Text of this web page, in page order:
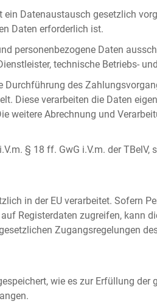
Datenaustausch gesetzlich
Daten erforderlich ist.
personenbezogene Daten
technische Betriebs-
des
Diese verarbeiten die Daten
weitere Abrechnung und
§ 18 ff. GwG i.V.m. der TBelV,
in der EU verarbeitet. Sofern
Registerdaten zugreifen, kann
Zugangsregelungen
wie es zur Erfüllung